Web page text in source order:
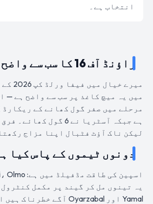
انتخاب ہے۔
راؤنڈ آف 16 کا سب سے واضح میچ
میں یہ میچ کاغذ پر سب سے واضح ہے —
مرحلے میں صفر گول کھانے کے ریکارڈ
ہے جبکہ آسٹریا نے 6 گول
لیکن ناک آؤٹ فٹبال اپنا مزاج رکھتا
دونوں ٹیموں کے پاس کیا
یہ تینوں مل کر گیند پر مکمل کنٹرول